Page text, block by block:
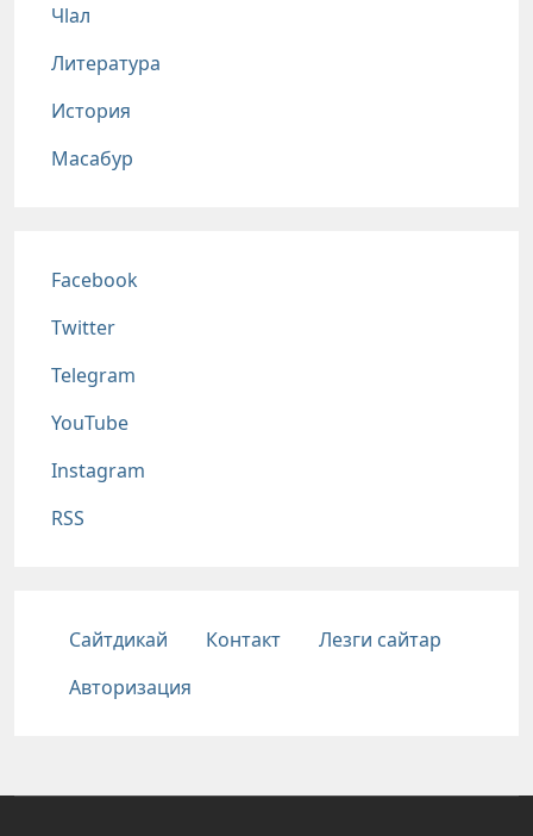
Чlал
Литература
История
Масабур
Соц сети
Facebook
Twitter
Telegram
YouTube
Instagram
RSS
Подвал
Сайтдикай Контакт
Лезги сайтар
Авторизация